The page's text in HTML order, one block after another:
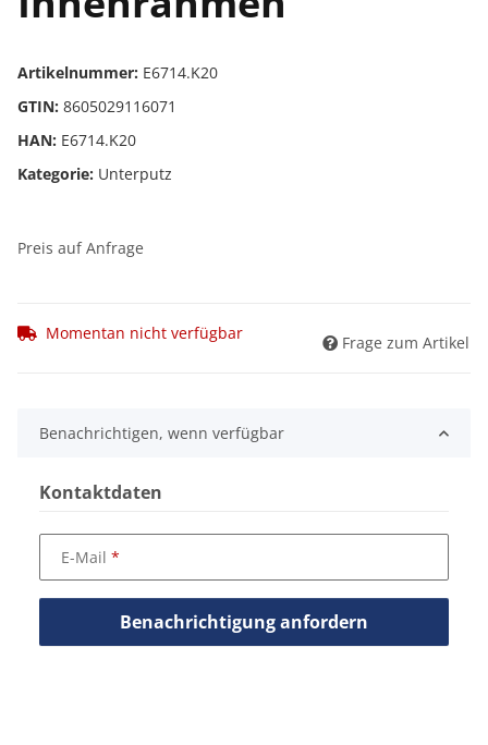
Artikelnummer: E6714.K20
GTIN: 8605029116071
HAN: E6714.K20
Kategorie: Unterputz
Preis auf Anfrage
Momentan nicht verfügbar Frage zum Artikel
Benachrichtigen, wenn verfügbar
Kontaktdaten
E-Mail
Benachrichtigung anfordern